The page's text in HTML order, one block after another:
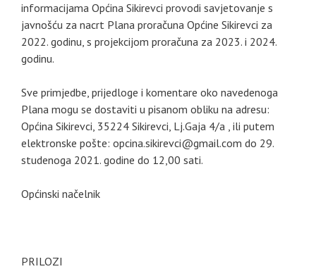
informacijama Općina Sikirevci provodi savjetovanje s
javnošću za nacrt Plana proračuna Općine Sikirevci za
2022. godinu, s projekcijom proračuna za 2023. i 2024.
godinu.
Sve primjedbe, prijedloge i komentare oko navedenoga
Plana mogu se dostaviti u pisanom obliku na adresu:
Općina Sikirevci, 35224 Sikirevci, Lj.Gaja 4/a , ili putem
elektronske pošte: opcina.sikirevci@gmail.com do 29.
studenoga 2021. godine do 12,00 sati.
Općinski načelnik
PRILOZI